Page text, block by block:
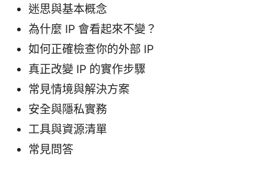
迷思與基本概念
為什麼 IP 會看起來不變？
如何正確檢查你的外部 IP
真正改變 IP 的實作步驟
常見情境與解決方案
安全與隱私實務
工具與資源清單
常見問答